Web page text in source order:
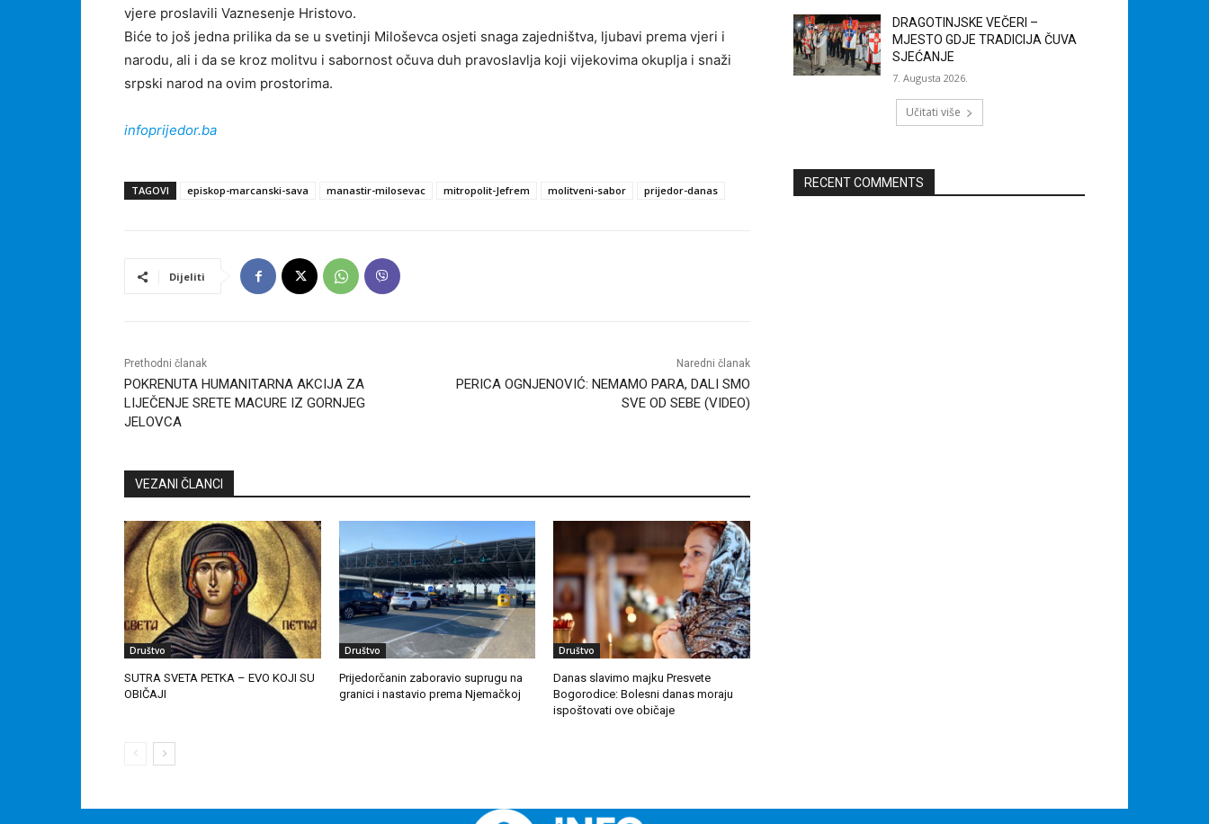
vjere proslavili Vaznesenje Hristovo.
Biće to još jedna prilika da se u svetinji Miloševca osjeti snaga zajedništva, ljubavi prema vjeri i
narodu, ali i da se kroz molitvu i sabornost očuva duh pravoslavlja koji vijekovima okuplja i snaži
srpski narod na ovim prostorima.
infoprijedor.ba
TAGOVI episkop-marcanski-sava manastir-milosevac mitropolit-Jefrem molitveni-sabor prijedor-danas
Dijeliti
Prethodni članak
POKRENUTA HUMANITARNA AKCIJA ZA
LIJEČENJE SRETE MACURE IZ GORNJEG
JELOVCA
Naredni članak
PERICA OGNJENOVIĆ: NEMAMO PARA, DALI SMO
SVE OD SEBE (VIDEO)
VEZANI ČLANCI
Društvo
SUTRA SVETA PETKA – EVO KOJI SU
OBIČAJI
Društvo
Prijedorčanin zaboravio suprugu na
granici i nastavio prema Njemačkoj
Društvo
Danas slavimo majku Presvete
Bogorodice: Bolesni danas moraju
ispoštovati ove običaje
DRAGOTINJSKE VEČERI –
MJESTO GDJE TRADICIJA ČUVA
SJEĆANJE
7. Augusta 2026.
Učitati više
RECENT COMMENTS